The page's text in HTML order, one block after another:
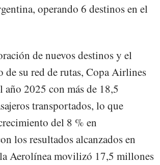
operando 6 destinos en el
de nuevos destinos y el
de su red de rutas, Copa Airlines
año 2025 con más de 18,5
transportados, lo que
del 8 % en
los resultados alcanzados en
Aerolínea movilizó 17,5 millones